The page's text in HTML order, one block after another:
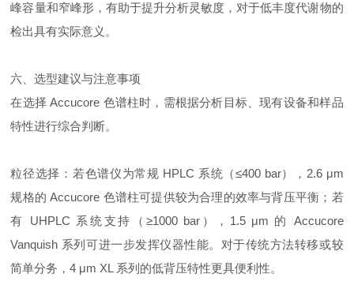
峰容量和窄峰形，有助于提升分析灵敏度，对于低丰度代谢物的
检出具有实际意义。
六、选型建议与注意事项
在选择 Accucore 色谱柱时，需根据分析目标、现有设备和样品
特性进行综合判断。
粒径选择：若色谱仪为常规 HPLC 系统（≤400 bar），2.6 μm
规格的 Accucore 色谱柱可提供较为合理的效率与背压平衡；若
有 UHPLC 系统支持（≥1000 bar），1.5 μm 的 Accucore
Vanquish 系列可进一步发挥仪器性能。对于传统方法转移或较
简单分务，4 μm XL 系列的低背压特性更具便利性。